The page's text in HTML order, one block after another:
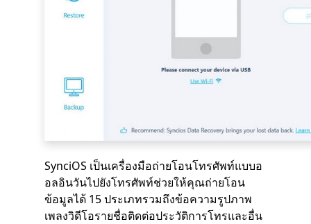
SynciOS เป็นเครื่องมือถ่ายโอนโทรศัพท์แบบอ
อลอินวันไปยังโทรศัพท์ช่วยให้คุณถ่ายโอน
ข้อมูลได้ 15 ประเภทรวมถึงข้อความรูปภาพ
เพลงวิดีโอรายชื่อติดต่อประวัติการโทรและอื่น